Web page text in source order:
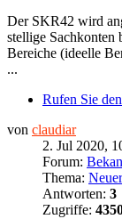
Der SKR42 wird
stellige Sachkonten
Bereiche (ideelle
...
Rufen Sie
von claudiar
2. Jul 2020,
Forum:
Thema:
Antworten: 3
Zugriffe: